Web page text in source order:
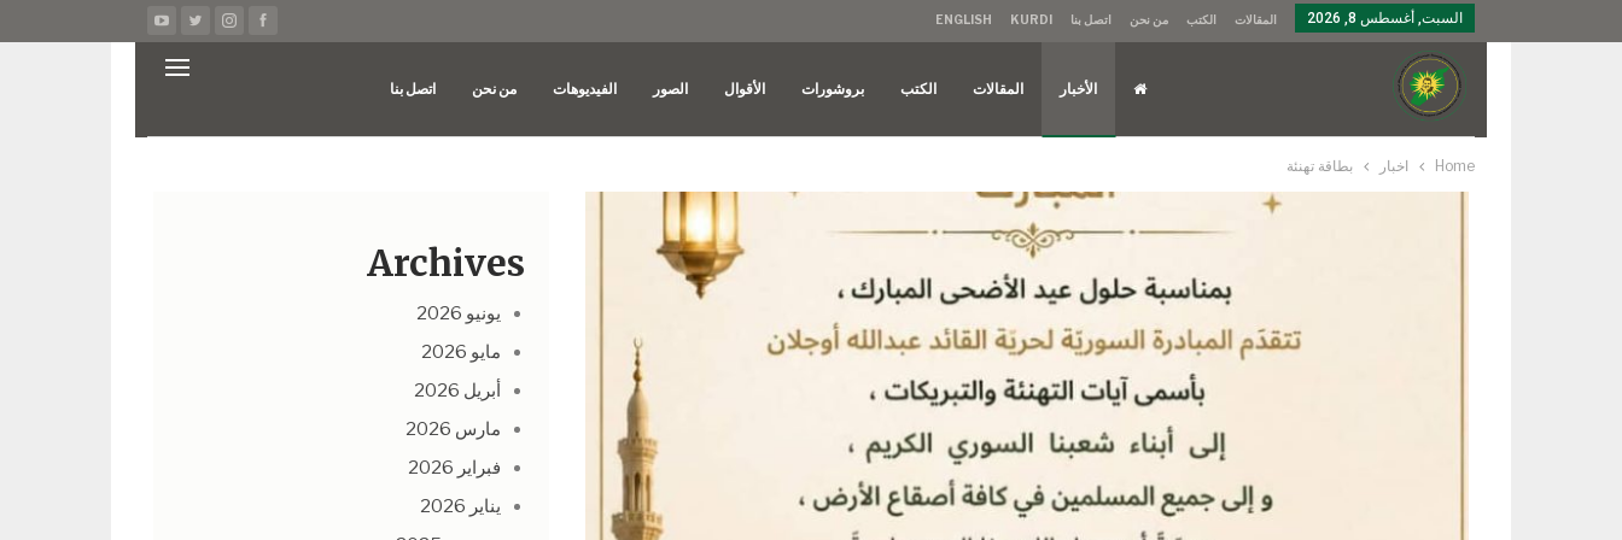
السبت, أغسطس 8, 2026 المقالات الكتب من نحن اتصل بنا KURDI
ENGLISH
الأخبار المقالات الكتب بروشورات الأقوال الصور الفيديوهات من نحن اتصل بنا
Home اخبار بطاقة تهنئة
Archives
يونيو 2026
مايو 2026
أبريل 2026
مارس 2026
فبراير 2026
يناير 2026